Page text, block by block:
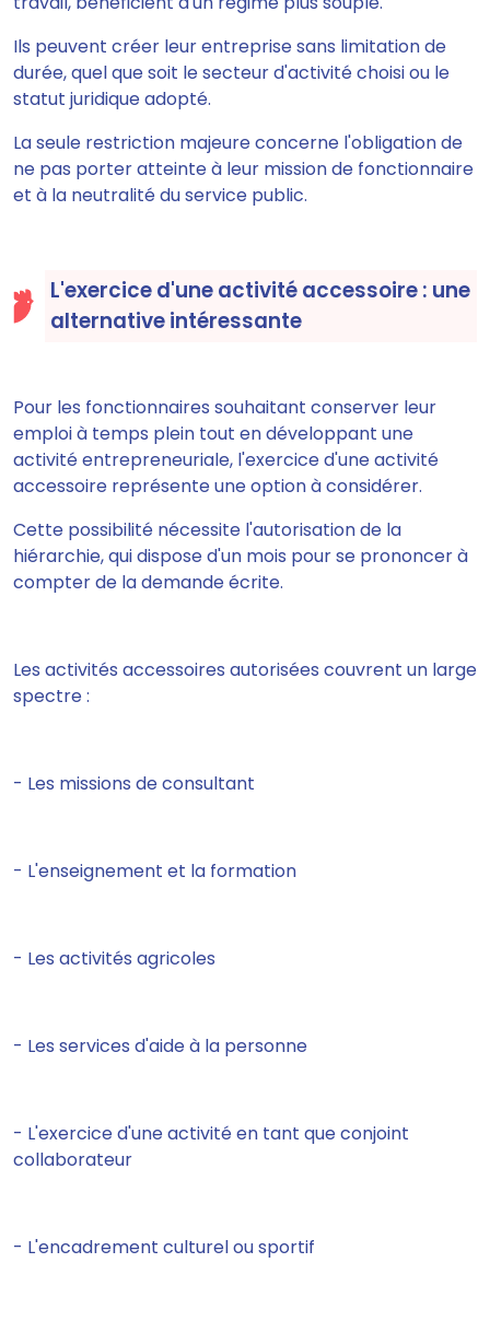
Ils peuvent créer leur entreprise sans limitation de
durée, quel que soit le secteur d'activité choisi ou le
statut juridique adopté.
La seule restriction majeure concerne l'obligation de
ne pas porter atteinte à leur mission de fonctionnaire
et à la neutralité du service public.
L'exercice d'une activité accessoire : une
alternative intéressante
Pour les fonctionnaires souhaitant conserver leur
emploi à temps plein tout en développant une
activité entrepreneuriale, l'exercice d'une activité
accessoire représente une option à considérer.
Cette possibilité nécessite l'autorisation de la
hiérarchie, qui dispose d'un mois pour se prononcer à
compter de la demande écrite.
Les activités accessoires autorisées couvrent un large
spectre :
- Les missions de consultant
- L'enseignement et la formation
- Les activités agricoles
- Les services d'aide à la personne
- L'exercice d'une activité en tant que conjoint
collaborateur
- L'encadrement culturel ou sportif